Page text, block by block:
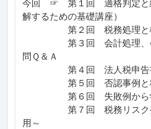
今回 ☞ 第１回 適格判定と繰
解するための基礎講座）
第２回 税務処理と検討
第３回 会計処理、会社
問Ｑ＆Ａ
第４回 法人税申告書
第５回 否認事例と税
第６回 失敗例から学ぶ
第７回 税務リスク発見
用～